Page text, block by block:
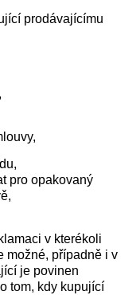
prodávajícímu
pro opakovaný
v kterékoli
možné, případně i v
je povinen
tom, kdy kupující